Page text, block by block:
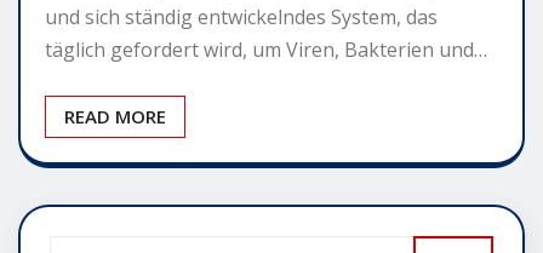
und sich ständig entwickelndes System, das
täglich gefordert wird, um Viren, Bakterien und…
READ MORE